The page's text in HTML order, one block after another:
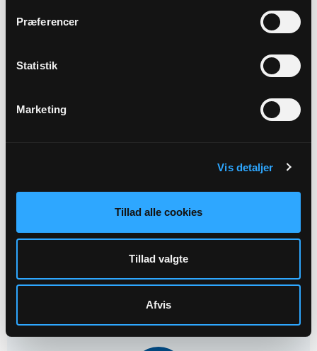
Præferencer
Statistik
Marketing
Vis detaljer
Tillad alle cookies
Tillad valgte
Afvis
Gudstjeneste - 20.s.e.trinitatis
Skibet Kirke kl. 09:00 - 10:00